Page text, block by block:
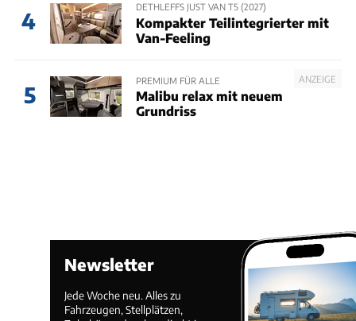
4
DETHLEFFS JUST VAN T5 (2027)
Kompakter Teilintegrierter mit
Van-Feeling
5
ANZEIGE
PREMIUM FÜR ALLE
Malibu relax mit neuem
Grundriss
Newsletter
Jede Woche neu. Alles zu
Fahrzeugen, Stellplätzen,